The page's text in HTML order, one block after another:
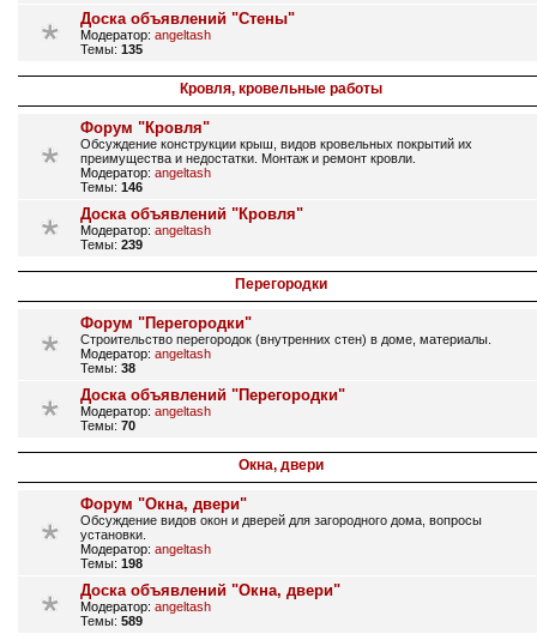
Доска объявлений "Стены"
Модератор: angeltash
Темы: 135
Кровля, кровельные работы
Форум "Кровля"
Обсуждение конструкции крыш, видов кровельных покрытий их
преимущества и недостатки. Монтаж и ремонт кровли.
Модератор: angeltash
Темы: 146
Доска объявлений "Кровля"
Модератор: angeltash
Темы: 239
Перегородки
Форум "Перегородки"
Строительство перегородок (внутренних стен) в доме, материалы.
Модератор: angeltash
Темы: 38
Доска объявлений "Перегородки"
Модератор: angeltash
Темы: 70
Окна, двери
Форум "Окна, двери"
Обсуждение видов окон и дверей для загородного дома, вопросы
установки.
Модератор: angeltash
Темы: 198
Доска объявлений "Окна, двери"
Модератор: angeltash
Темы: 589